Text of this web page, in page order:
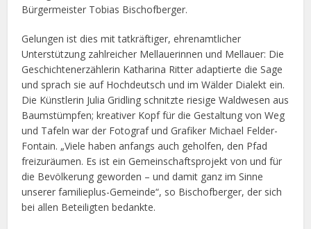
Bürgermeister Tobias Bischofberger.
Gelungen ist dies mit tatkräftiger, ehrenamtlicher
Unterstützung zahlreicher Mellauerinnen und Mellauer: Die
Geschichtenerzählerin Katharina Ritter adaptierte die Sage
und sprach sie auf Hochdeutsch und im Wälder Dialekt ein.
Die Künstlerin Julia Gridling schnitzte riesige Waldwesen aus
Baumstümpfen; kreativer Kopf für die Gestaltung von Weg
und Tafeln war der Fotograf und Grafiker Michael Felder-
Fontain. „Viele haben anfangs auch geholfen, den Pfad
freizuräumen. Es ist ein Gemeinschaftsprojekt von und für
die Bevölkerung geworden – und damit ganz im Sinne
unserer familieplus-Gemeinde“, so Bischofberger, der sich
bei allen Beteiligten bedankte.